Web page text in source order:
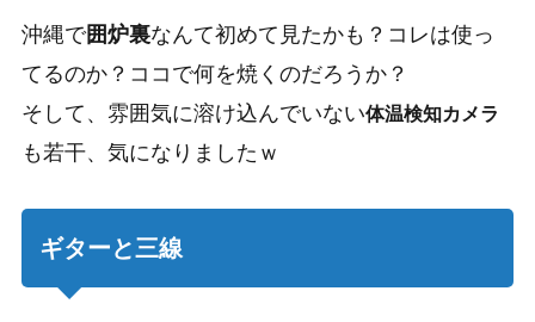
沖縄で囲炉裏なんて初めて見たかも？コレは使っ
てるのか？ココで何を焼くのだろうか？
そして、 雰囲気に溶け込んでいない体温検知カメラ
も若干、気になりましたｗ
ギターと三線